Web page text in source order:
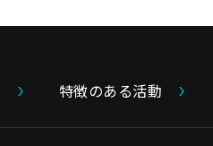
特徴のある活動